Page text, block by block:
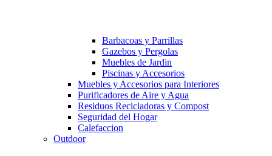
Barbacoas y Parrillas
Gazebos y Pergolas
Muebles de Jardin
Piscinas y Accesorios
Muebles y Accesorios para Interiores
Purificadores de Aire y Agua
Residuos Recicladoras y Compost
Seguridad del Hogar
Calefaccion
Outdoor